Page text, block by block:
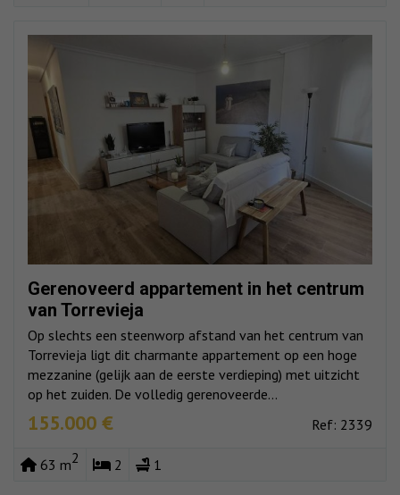
Gerenoveerd appartement in het centrum
van Torrevieja
Op slechts een steenworp afstand van het centrum van
Torrevieja ligt dit charmante appartement op een hoge
mezzanine (gelijk aan de eerste verdieping) met uitzicht
op het zuiden. De volledig gerenoveerde...
155.000 € Ref: 2339
63 m2 2 1